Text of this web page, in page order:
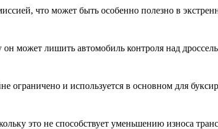
что может быть особенно полезно в
он может лишить автомобиль контроля над
ограничено и используется в основном для
это не способствует уменьшению износа